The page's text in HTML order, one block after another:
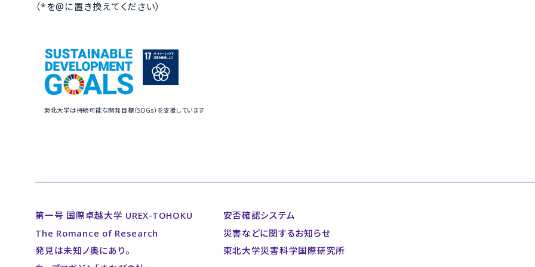
（*を@に置き換えてください）
東北大学は持続可能な開発目標（SDGs）を支援しています
第一号 国際卓越大学 UREX-TOHOKU
The Romance of Research
発見は未知ノ奥にあり。
安否確認システム
災害などに関するお知らせ
東北大学災害科学国際研究所